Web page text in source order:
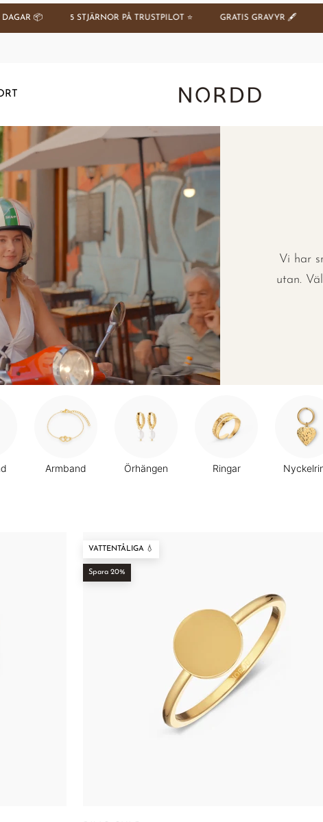
5 STJÄRNOR PÅ TRUSTPILOT ⭐️ GRATIS GRAVYR 🖋️ 250 000+
Nordd Copenhagen (SE)
Vi har
utan.
Armband Örhängen Ringar
VATTENTÅLIGA 💧
Spara 20%